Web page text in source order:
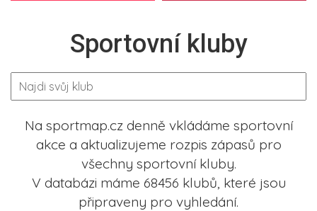
Sportovní kluby
Na sportmap.cz denně vkládáme sportovní
akce a aktualizujeme rozpis zápasů pro
všechny sportovní kluby.
V databázi máme 68456 klubů, které jsou
připraveny pro vyhledání.